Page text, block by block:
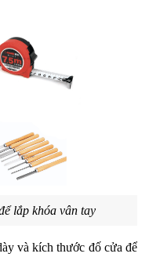
lắp khóa vân tay
và kích thước đố cửa để